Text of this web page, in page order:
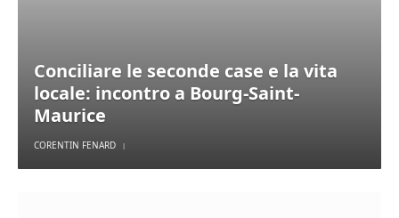
Conciliare le seconde case e la vita
locale: incontro a Bourg-Saint-
Maurice
CORENTIN FENARD